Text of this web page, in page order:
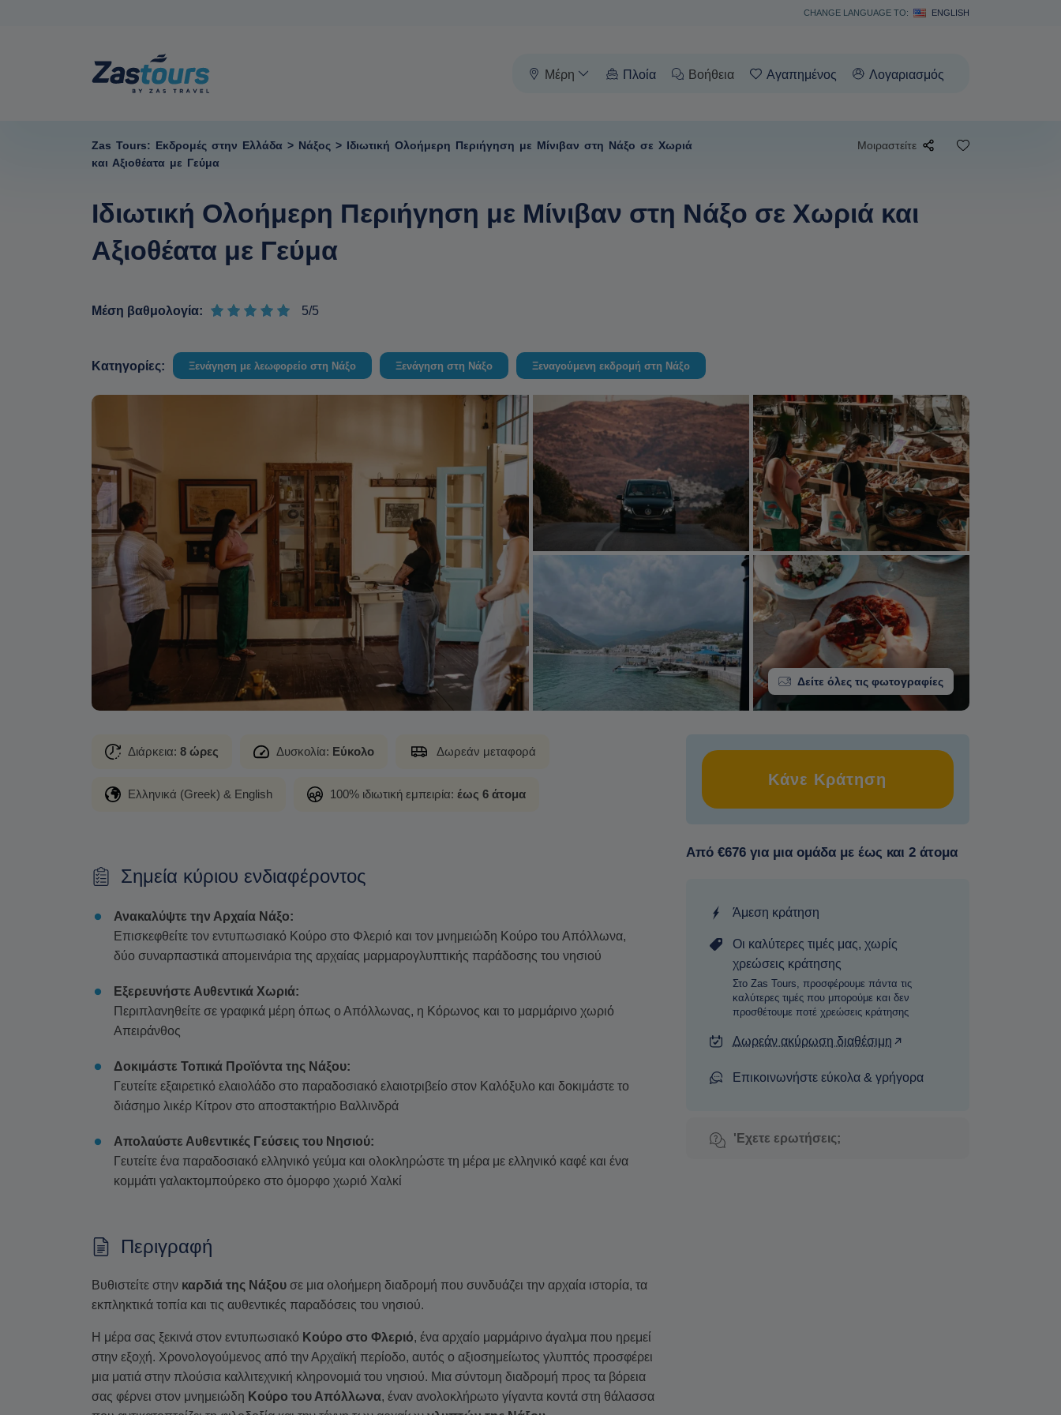
CHANGE LANGUAGE TO: ENGLISH
Μέρη Πλοία Βοήθεια Αγαπημένος Λογαριασμός
Zas Tours: Εκδρομές στην Ελλάδα > Νάξος > Ιδιωτική Ολοήμερη Περιήγηση με Μίνιβαν στη Νάξο σε Χωριά
και Αξιοθέατα με Γεύμα
Μοιραστείτε
Ιδιωτική Ολοήμερη Περιήγηση με Μίνιβαν στη Νάξο σε Χωριά και
Αξιοθέατα με Γεύμα
Μέση βαθμολογία: 5/5
Κατηγορίες: Ξενάγηση με λεωφορείο στη Νάξο Ξενάγηση στη Νάξο Ξεναγούμενη εκδρομή στη Νάξο
Δείτε όλες τις φωτογραφίες
Διάρκεια: 8 ώρες Δυσκολία: Εύκολο Δωρεάν μεταφορά
Ελληνικά (Greek) & English 100% ιδιωτική εμπειρία: έως 6 άτομα
Σημεία κύριου ενδιαφέροντος
Ανακαλύψτε την Αρχαία Νάξο:
Επισκεφθείτε τον εντυπωσιακό Κούρο στο Φλεριό και τον μνημειώδη Κούρο του Απόλλωνα,
δύο συναρπαστικά απομεινάρια της αρχαίας μαρμαρογλυπτικής παράδοσης του νησιού
Εξερευνήστε Αυθεντικά Χωριά:
Περιπλανηθείτε σε γραφικά μέρη όπως ο Απόλλωνας, η Κόρωνος και το μαρμάρινο χωριό
Απειράνθος
Δοκιμάστε Τοπικά Προϊόντα της Νάξου:
Γευτείτε εξαιρετικό ελαιολάδο στο παραδοσιακό ελαιοτριβείο στον Καλόξυλο και δοκιμάστε το
διάσημο λικέρ Κίτρον στο αποστακτήριο Βαλλινδρά
Απολαύστε Αυθεντικές Γεύσεις του Νησιού:
Γευτείτε ένα παραδοσιακό ελληνικό γεύμα και ολοκληρώστε τη μέρα με ελληνικό καφέ και ένα
κομμάτι γαλακτομπούρεκο στο όμορφο χωριό Χαλκί
Περιγραφή
Βυθιστείτε στην καρδιά της Νάξου σε μια ολοήμερη διαδρομή που συνδυάζει την αρχαία ιστορία, τα
εκπληκτικά τοπία και τις αυθεντικές παραδόσεις του νησιού.
Η μέρα σας ξεκινά στον εντυπωσιακό Κούρο στο Φλεριό, ένα αρχαίο μαρμάρινο άγαλμα που ηρεμεί
στην εξοχή. Χρονολογούμενος από την Αρχαϊκή περίοδο, αυτός ο αξιοσημείωτος γλυπτός προσφέρει
μια ματιά στην πλούσια καλλιτεχνική κληρονομιά του νησιού. Μια σύντομη διαδρομή προς τα βόρεια
σας φέρνει στον μνημειώδη Κούρο του Απόλλωνα, έναν ανολοκλήρωτο γίγαντα κοντά στη θάλασσα
Κάνε Κράτηση
Από €676 για μια ομάδα με έως και 2 άτομα
Άμεση κράτηση
Οι καλύτερες τιμές μας, χωρίς
χρεώσεις κράτησης
Στο Zas Tours, προσφέρουμε πάντα τις
καλύτερες τιμές που μπορούμε και δεν
προσθέτουμε ποτέ χρεώσεις κράτησης
Δωρεάν ακύρωση διαθέσιμη
Επικοινωνήστε εύκολα & γρήγορα
'Εχετε ερωτήσεις;